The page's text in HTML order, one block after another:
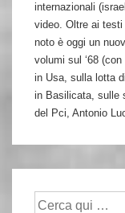
internazionali
video. Oltre ai testi
noto è oggi un
volumi sul ‘68
in Usa, sulla lotta
in Basilicata, sulle
del Pci, Antonio
Cerca: